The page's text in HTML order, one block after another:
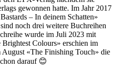
gewonnen hatte. Im Jahr 2017
– In deinem Schatten»
noch drei weitere Buchreihen
wurde im Juli 2023 mit
Colours» erschien im
«The Finishing Touch» die
darauf 😊